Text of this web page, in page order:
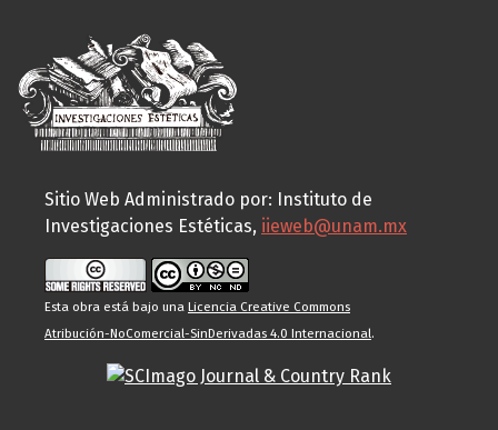
Sitio Web Administrado por: Instituto de
Investigaciones Estéticas, iieweb@unam.mx
Esta obra está bajo una Licencia Creative Commons
Atribución-NoComercial-SinDerivadas 4.0 Internacional.